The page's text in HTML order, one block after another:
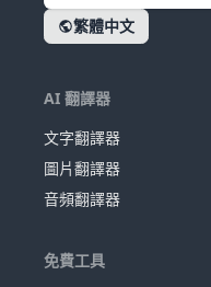
繁體中文
AI 翻譯器
文字翻譯器
圖片翻譯器
音頻翻譯器
免費工具